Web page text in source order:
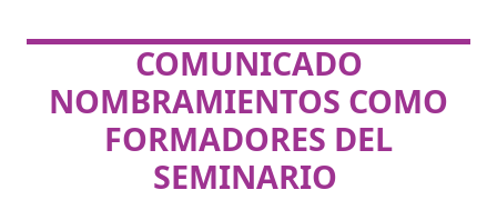
COMUNICADO
NOMBRAMIENTOS COMO
FORMADORES DEL
SEMINARIO